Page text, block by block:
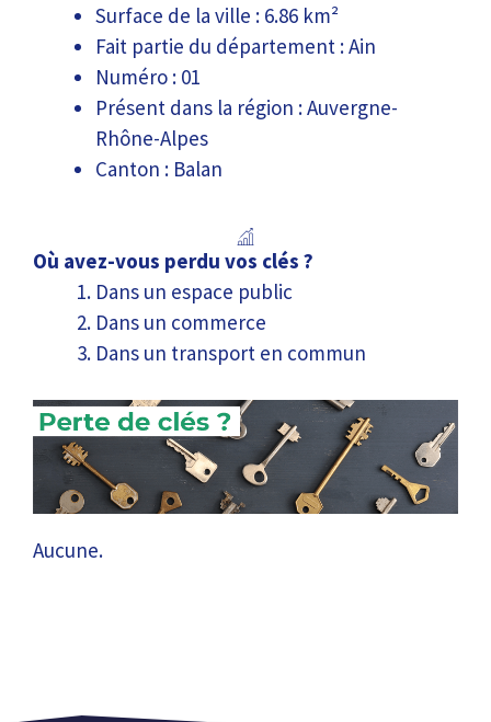
Surface de la ville : 6.86 km²
Fait partie du département : Ain
Numéro : 01
Présent dans la région : Auvergne-
Rhône-Alpes
Canton : Balan
Où avez-vous perdu vos clés ?
Dans un espace public
Dans un commerce
Dans un transport en commun
Aucune.